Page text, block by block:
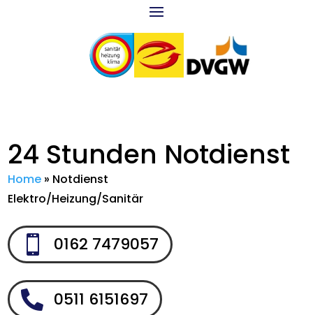
24 Stunden Notdienst
Home » Notdienst
Elektro/Heizung/Sanitär
 0162 7479057
 0511 6151697